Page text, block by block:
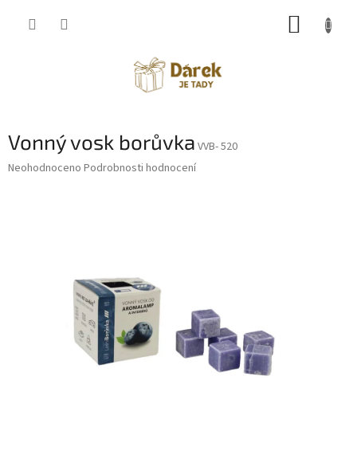
Vonný vosk borůvka VVB- 520
Průměrné
Neohodnoceno Podrobnosti hodnocení